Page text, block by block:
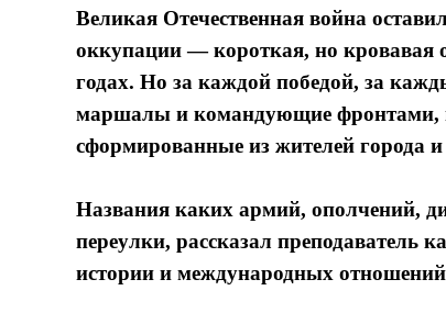
Великая Отечественная война
оккупации — короткая, но кровавая
годах. Но за каждой победой, за
маршалы и командующие фронтами,
сформированные из жителей города и
Названия каких армий, ополчений,
переулки, рассказал преподаватель
истории и международных